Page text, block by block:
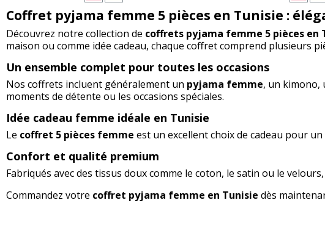
Coffret pyjama femme 5 pièces en Tunisie :
Découvrez notre collection de coffrets pyjama femme 5 pièces en
maison ou comme idée cadeau, chaque coffret comprend plusieurs
Un ensemble complet pour toutes les occasions
Nos coffrets incluent généralement un pyjama femme, un kimono,
moments de détente ou les occasions spéciales.
Idée cadeau femme idéale en Tunisie
Le coffret 5 pièces femme est un excellent choix de cadeau pour
Confort et qualité premium
Fabriqués avec des tissus doux comme le coton, le satin ou le
Commandez votre coffret pyjama femme en Tunisie dès